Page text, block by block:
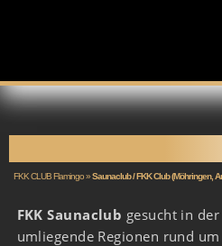
FKK CLUB Flamingo»Saunaclub / FKK Club (Möhringen,
FKK Saunaclub gesucht in
umliegende Regionen rund